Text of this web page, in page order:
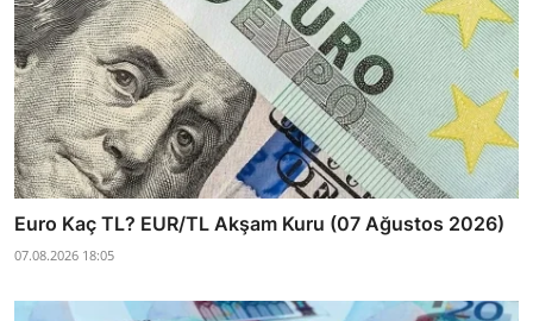
Euro Kaç TL? EUR/TL Akşam Kuru (07 Ağustos 2026)
07.08.2026 18:05